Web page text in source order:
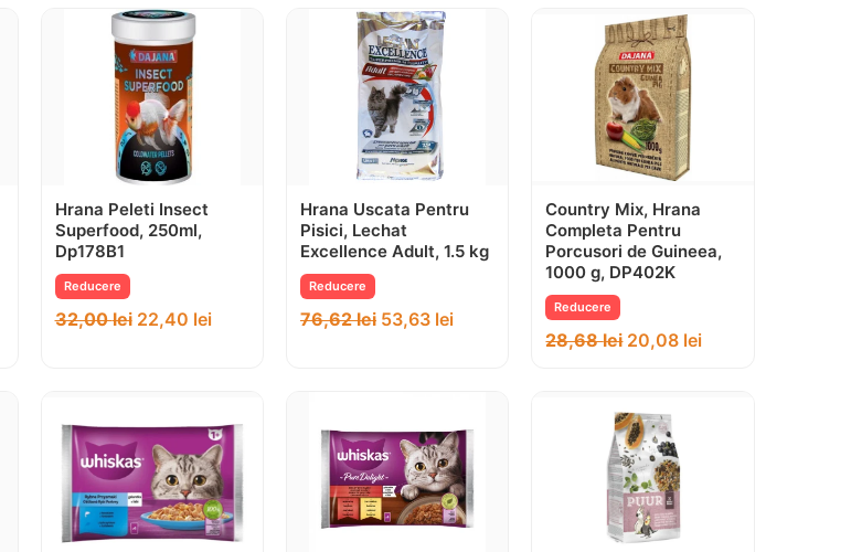
Hrana Peleti Insect
Superfood, 250ml,
Dp178B1
Reducere
32,00lei 22,40 lei
Hrana Uscata Pentru
Pisici, Lechat
Excellence Adult, 1.5 kg
Reducere
76,62lei 53,63 lei
Country Mix, Hrana
Completa Pentru
Porcusori de Guineea,
1000 g, DP402K
Reducere
28,68lei 20,08 lei